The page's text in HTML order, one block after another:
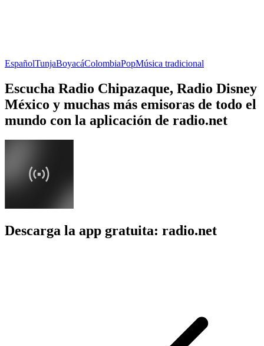
EspañolTunjaBoyacáColombiaPopMúsica tradicional
Escucha Radio Chipazaque, Radio Disney
México y muchas más emisoras de todo el
mundo con la aplicación de radio.net
Descarga la app gratuita: radio.net